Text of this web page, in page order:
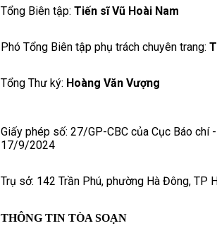
Tổng Biên tập: Tiến sĩ Vũ Hoài Nam
Phó Tổng Biên tập phụ trách chuyên trang:
Tổng Thư ký: Hoàng Văn Vượng
Giấy phép số: 27/GP-CBC của Cục Báo chí
17/9/2024
Trụ sở: 142 Trần Phú, phường Hà Đông, TP
THÔNG TIN TÒA SOẠN